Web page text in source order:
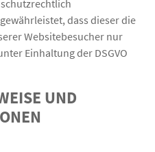
dass dieser die
Websitebesucher nur
Einhaltung der DSGVO
UND